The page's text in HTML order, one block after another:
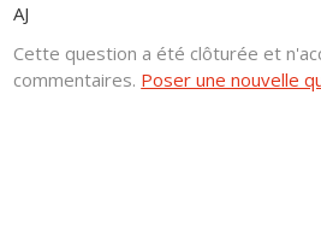
AJ
Cette question a été clôturée et
commentaires. Poser une nouvelle